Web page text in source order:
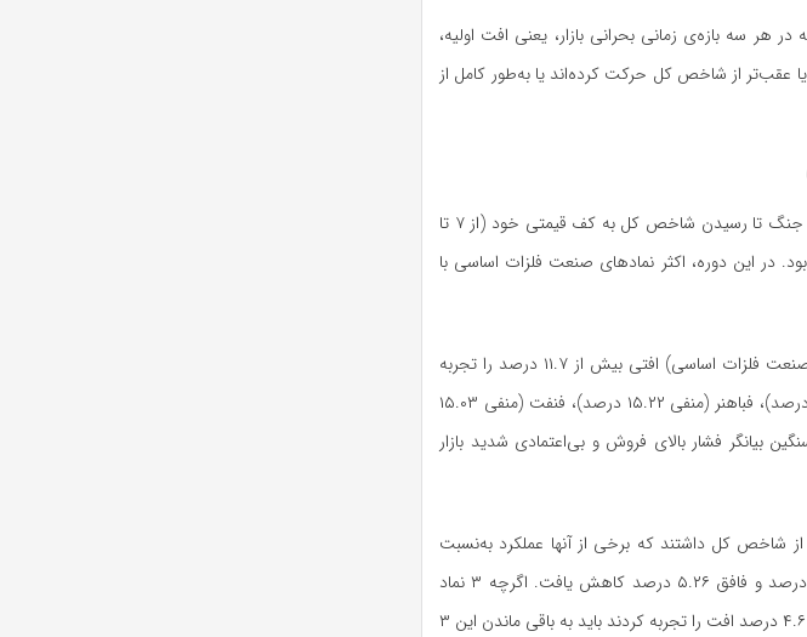
که در هر سه بازه‌ی زمانی بحرانی بازار، یعنی افت اولیه،
عقب‌تر از شاخص کل حرکت کرده‌اند یا به‌طور کامل از
در نخستین بازه زمانی، یعنی از زمان بازگشایی بازار پس از جنگ تا رسیدن شاخص کل به کف قیمتی خود (از ۷ تا
کاهش ۱۱.۷ درصدی همراه بود. در این دوره، اکثر نماد‌های صنعت فلزات اساسی با
طبق بررسی‌ها، ۱۷ نماد (حدود ۳۳ درصد از کل نماد‌های صنعت فلزات اساسی) افتی بیش از ۱۱.۷ درصد را تجربه
کردند. از جمله این نماد‌ها می‌توان به فصبا (منفی ۱۵.۳۲ درصد)، فباهنر (منفی ۱۵.۲۲ درصد)، فنفت (منفی ۱۵.۰۳
این افت سنگین بیانگر فشار بالای فروش و بی‌اعتمادی شدید بازار
افتی کمتر از شاخص کل داشتند که برخی از آنها عملکرد به‌نسبت
بهتری داشتند. برای نمونه فولای ۲.۲۵ درصد، فایرا ۳.۹۵ درصد و فافق ۵.۲۶ درصد کاهش یافت. اگرچه ۳ نماد
فسدید، فوکا و فافزا نیز به ترتیب بدون افت، ۰.۹۲ درصد و ۴.۶ درصد افت را تجربه کردند باید به باقی ماندن این ۳